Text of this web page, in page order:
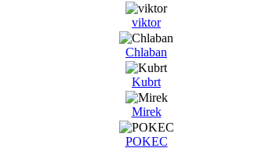
viktor
Chlaban
Kubrt
Mirek
POKEC